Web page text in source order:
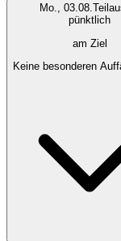
Mo., 03.08.
pünktlich
am Ziel
Keine besonderen